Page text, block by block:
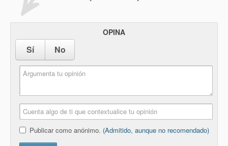
OPINA
Sí No
Publicar como anónimo. (Admitido, aunque no recomendado)